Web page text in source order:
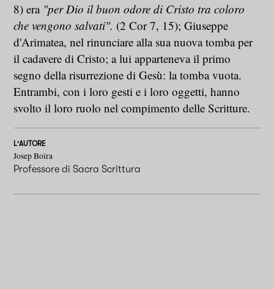
8) era "per Dio il buon odore di Cristo tra coloro
che vengono salvati". (2 Cor 7, 15); Giuseppe
d'Arimatea, nel rinunciare alla sua nuova tomba per
il cadavere di Cristo; a lui apparteneva il primo
segno della risurrezione di Gesù: la tomba vuota.
Entrambi, con i loro gesti e i loro oggetti, hanno
svolto il loro ruolo nel compimento delle Scritture.
L'AUTORE
Josep Boira
Professore di Sacra Scrittura